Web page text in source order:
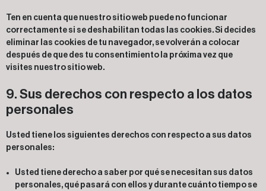
Ten en cuenta que nuestro sitio web puede no funcionar
correctamente si se deshabilitan todas las cookies. Si decides
eliminar las cookies de tu navegador, se volverán a colocar
después de que des tu consentimiento la próxima vez que
visites nuestro sitio web.
9. Sus derechos con respecto a los datos
personales
Usted tiene los siguientes derechos con respecto a sus datos
personales:
Usted tiene derecho a saber por qué se necesitan sus datos
personales, qué pasará con ellos y durante cuánto tiempo se